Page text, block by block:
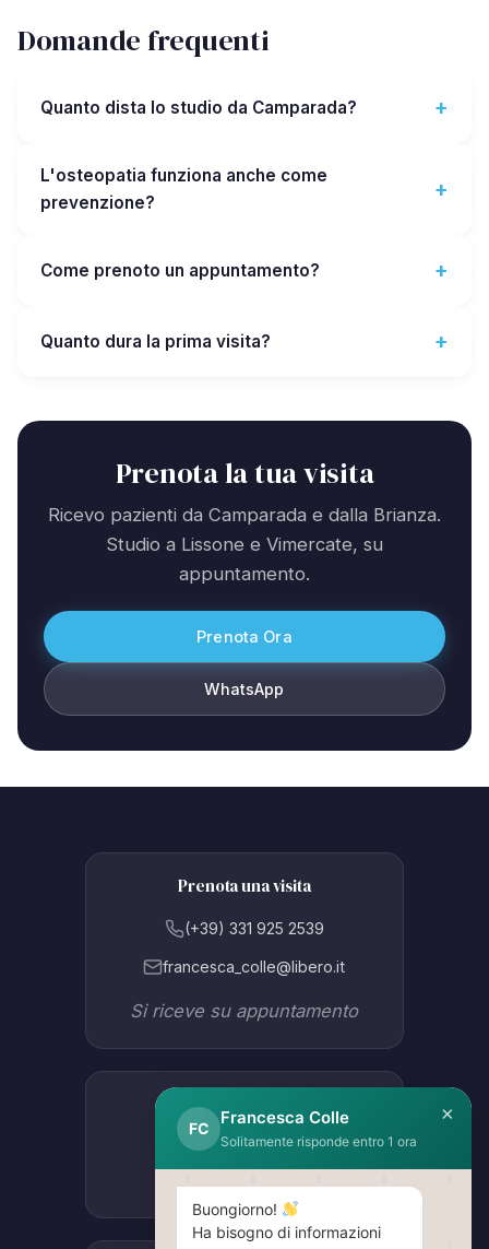
Domande frequenti
Quanto dista lo studio da Camparada?
L'osteopatia funziona anche come
prevenzione?
Come prenoto un appuntamento?
Quanto dura la prima visita?
Prenota la tua visita
Ricevo pazienti da Camparada e dalla Brianza.
Studio a Lissone e Vimercate, su
appuntamento.
Prenota Ora
WhatsApp
Prenota una visita
(+39) 331 925 2539
francesca_colle@libero.it
Si riceve su appuntamento
Studio Lissone
Via Como 47B
×
FC
Francesca Colle
Solitamente risponde entro 1 ora
Buongiorno!
Ha bisogno di informazioni